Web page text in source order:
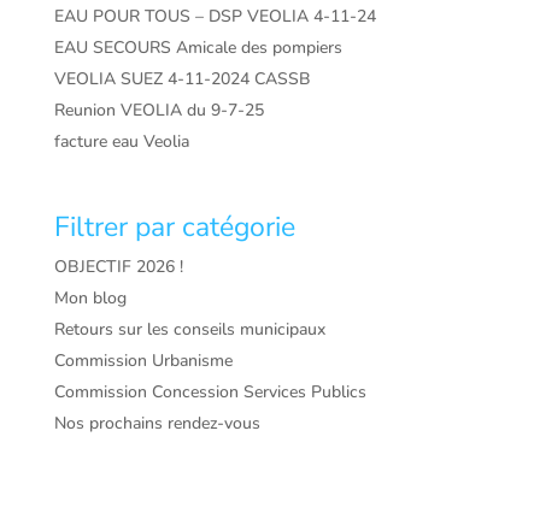
EAU POUR TOUS – DSP VEOLIA 4-11-24
EAU SECOURS Amicale des pompiers
VEOLIA SUEZ 4-11-2024 CASSB
Reunion VEOLIA du 9-7-25
facture eau Veolia
Filtrer par catégorie
OBJECTIF 2026 !
Mon blog
Retours sur les conseils municipaux
Commission Urbanisme
Commission Concession Services Publics
Nos prochains rendez-vous